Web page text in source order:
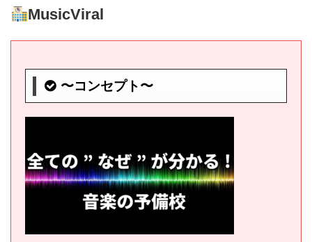
MusicViral
〜コンセプト〜